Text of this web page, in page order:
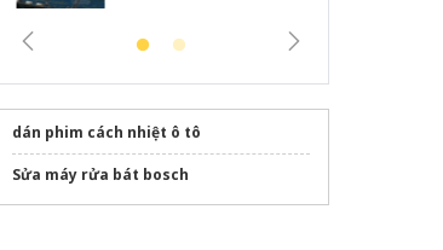
dán phim cách nhiệt ô tô
Sửa máy rửa bát bosch